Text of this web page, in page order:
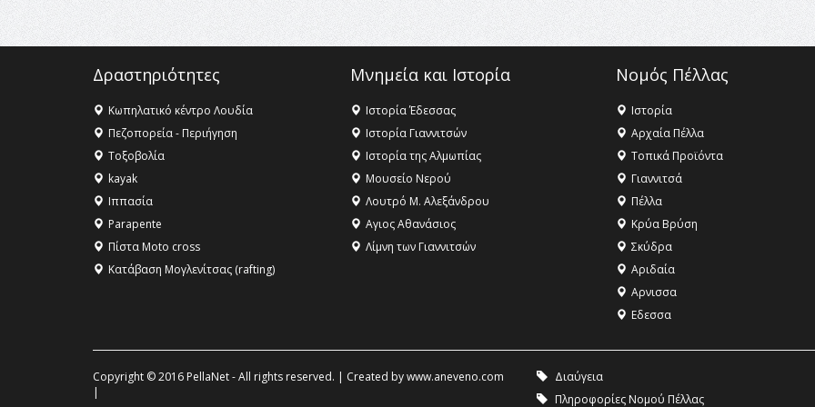
Δραστηριότητες
Κωπηλατικό κέντρο Λουδία
Πεζοπορεία - Περιήγηση
Τοξοβολία
kayak
Ιππασία
Parapente
Πίστα Moto cross
Κατάβαση Μογλενίτσας (rafting)
Μνημεία και Ιστορία
Ιστορία Έδεσσας
Ιστορία Γιαννιτσών
Ιστορία της Αλμωπίας
Μουσείο Νερού
Λουτρό Μ. Αλεξάνδρου
Αγιος Αθανάσιος
Λίμνη των Γιαννιτσών
Νομός Πέλλας
Ιστορία
Αρχαία Πέλλα
Τοπικά Προϊόντα
Γιαννιτσά
Πέλλα
Κρύα Βρύση
Σκύδρα
Αριδαία
Aρνισσα
Eδεσσα
Copyright © 2016 PellaNet - All rights reserved. | Created bywww.aneveno.com
|
Διαύγεια
Πληροφορίες Νομού Πέλλας